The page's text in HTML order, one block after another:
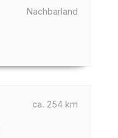
Nachbarland
ca. 254 km